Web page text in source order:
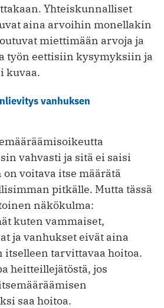
Yhteiskunnalliset
aina arvoihin monellakin
miettimään arvoja ja
työn eettisiin kysymyksiin ja
kuvaa.
vanhuksen
vahvasti ja sitä ei saisi
voitava ­itse määrätä
pitkälle. Mutta tässä
näkökulma:
kuten vammaiset,
ja vanhukset eivät aina
itselleen tarvittavaa hoitoa.
heitteillejätöstä, jos
saa hoitoa.